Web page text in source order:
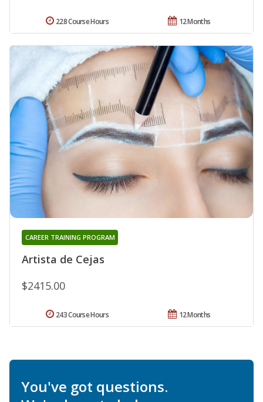
12 Months
228 Course Hours
Artista de Cejas
CAREER TRAINING PROGRAM
$2415.00
12 Months
243 Course Hours
You've got questions.